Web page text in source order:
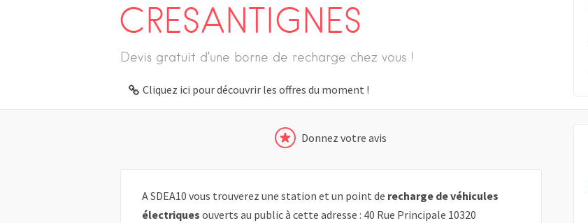
CRESANTIGNES
Devis gratuit d’une borne de recharge chez vous !
Cliquez ici pour découvrir les offres du moment !
Donnez votre avis
A SDEA10 vous trouverez une station et un point de recharge de véhicules
électriques ouverts au public à cette adresse : 40 Rue Principale 10320